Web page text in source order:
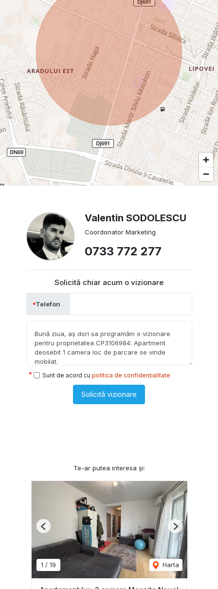
Valentin SODOLESCU
Coordonator Marketing
0733 772 277
Solicită chiar acum o vizionare
Telefon
Sunt de acord cu politica de confidențialitate
Solicită vizionare
Te-ar putea interesa și:
1 / 19 Harta
Previous Next